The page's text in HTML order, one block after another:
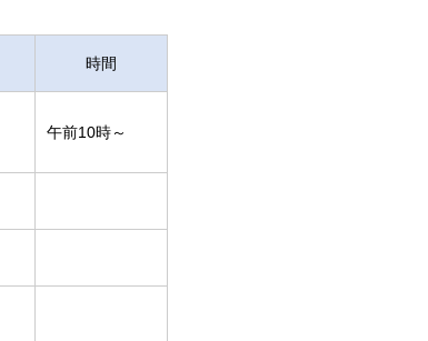
時間
午前10時～